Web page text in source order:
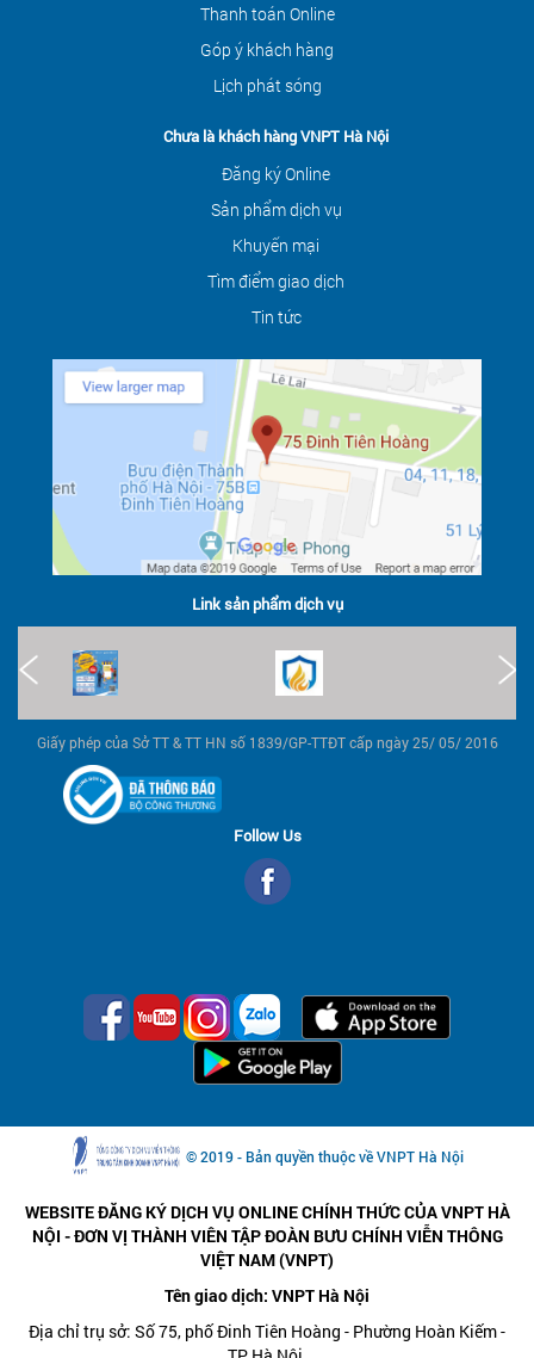
Thanh toán Online
Góp ý khách hàng
Lịch phát sóng
Chưa là khách hàng VNPT Hà Nội
Đăng ký Online
Sản phẩm dịch vụ
Khuyến mại
Tìm điểm giao dịch
Tin tức
Link sản phẩm dịch vụ
Giấy phép của Sở TT & TT HN số 1839/GP-TTĐT cấp ngày 25/ 05/ 2016
Follow Us
© 2019 - Bản quyền thuộc về VNPT Hà Nội
WEBSITE ĐĂNG KÝ DỊCH VỤ ONLINE CHÍNH THỨC CỦA VNPT HÀ
NỘI - ĐƠN VỊ THÀNH VIÊN TẬP ĐOÀN BƯU CHÍNH VIỄN THÔNG
VIỆT NAM (VNPT)
Tên giao dịch: VNPT Hà Nội
Địa chỉ trụ sở: Số 75, phố Đinh Tiên Hoàng - Phường Hoàn Kiếm -